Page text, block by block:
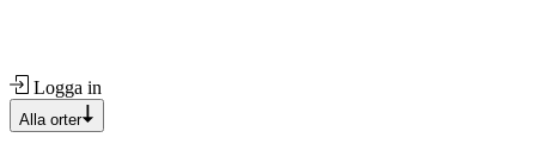
Logga in
Alla orter